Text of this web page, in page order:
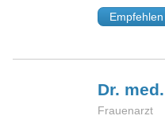
Empfehlen
Dr.
Frauenarzt